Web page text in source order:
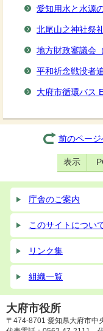
愛知用水と水源
北尾⼭之神社祭
地方財政審議会
平和祈念戦没者
⼤府市循環バス
前のページ
表示
庁舎のご案内
このサイトについ
リンク集
組織一覧
大府市役所
〒474-8701 愛知県大府市中